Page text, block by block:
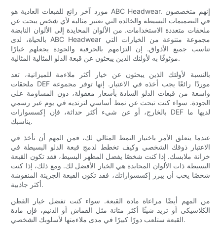
مورد آخر رائع للقبعات العادية هو ABC Headwear. إنهم متخصصون
في التصميمات البسيطة والخالدة التي تعتبر مثالية لأي شخص يبحث عن
ملحقات متعددة الاستخدامات. من الألوان المحايدة إلى الألوان النابضة
بالحياة، لدى ABC Headwear مجموعة متنوعة من الخيارات التي
تناسب جميع الأذواق. إن التزامهم بالحرفية والجودة يجعلهم خيارًا
موثوقًا به لأولئك الذين يبحثون عن قبعة الدلو المثالية المثالية.
بالنسبة لأولئك الذين يبحثون عن خيار أكثر ملاءمة للميزانية، تعد
ملحقات DEF موردًا رائعًا يجب أخذه في الاعتبار. إنها توفر مجموعة
واسعة من قبعات الدلو السادة بأسعار معقولة، دون المساومة على
الجودة. سواء كنت تبحث عن نمط أساسي لترتديه في يوم غير رسمي
بالخارج، أو عن شيء أكثر حداثة، فإن إكسسوارات DEF لديها ما
يناسبك.
عندما يتعلق الأمر باختيار النمط المثالي لك، فمن المهم أن تأخذ في
الاعتبار ذوقك الشخصي وكيف تخطط لدمج قبعة الدلو البسيطة في
خزانة ملابسك. إذا كنت شخصًا يفضل المظهر البسيط، فقد تكون القبعة
البسيطة ذات الألوان المحايدة هي الخيار الأفضل لك. ومع ذلك، إذا كنت
شخصًا يحب أن يبرز إكسسواراتك، فقد تكون القبعة الجريئة المنقوشة
أكثر جاذبية.
من المهم أيضًا مراعاة مادة القبعة. سواء كنت تفضل خيار القطن
الكلاسيكي أو تريد شيئًا أكثر متانة مثل القماش أو الدنيم، فإن مادة
القبعة ستلعب دورًا كبيرًا في مدى ملاءمتها لأسلوبك الشخصي.